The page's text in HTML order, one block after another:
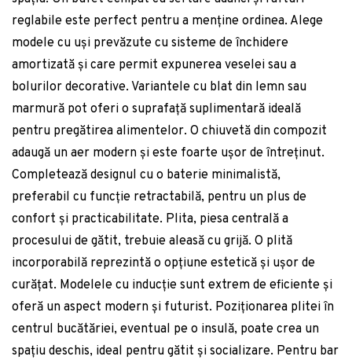
Vezi Mobilier
Birou cu blat alb cu înălțime ajustabilă
80x160 cm Downey – Germania
2.539 lei
Vezi Servirea mesei
Cutit curatare legume Paderno seria 48280
18.5cm negru
53 lei
Dulapuri baie suspendate
Cuiere și suporturi baie
Sisteme montaj baie
Seturi mobilier baie
Rafturi și organizatoare baie
Panouri și uși pentru duș
Seturi baie completă
Vezi Baie
Cabina de dus Walk-In SanSwiss Easy SHADE
STR4P 90cm sticla securizata sablata 8mm
2.211 lei
Măsuțe de grădină
Vezi Grădină
Corp de iluminat pentru exterior LED de
perete (înălțime 25 cm) Rhine – Trio
494 lei
reglabile este perfect pentru a menține ordinea. Alege
modele cu uși prevăzute cu sisteme de închidere
amortizată și care permit expunerea veselei sau a
bolurilor decorative. Variantele cu blat din lemn sau
marmură pot oferi o suprafață suplimentară ideală
pentru pregătirea alimentelor. O chiuvetă din compozit
adaugă un aer modern și este foarte ușor de întreținut.
Completează designul cu o baterie minimalistă,
preferabil cu funcție retractabilă, pentru un plus de
confort și practicabilitate. Plita, piesa centrală a
procesului de gătit, trebuie aleasă cu grijă. O plită
incorporabilă reprezintă o opțiune estetică și ușor de
curățat. Modelele cu inducție sunt extrem de eficiente și
oferă un aspect modern și futurist. Poziționarea plitei în
centrul bucătăriei, eventual pe o insulă, poate crea un
spațiu deschis, ideal pentru gătit și socializare. Pentru bar